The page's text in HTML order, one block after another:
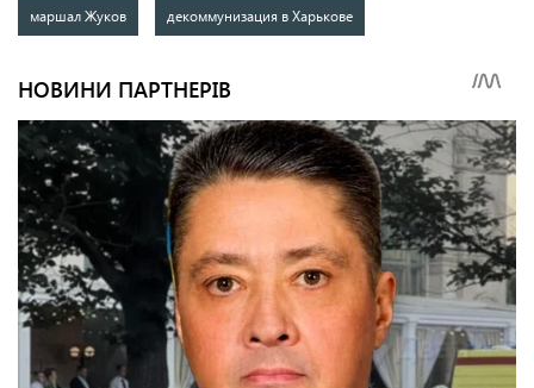
маршал Жуков декоммунизация в Харькове